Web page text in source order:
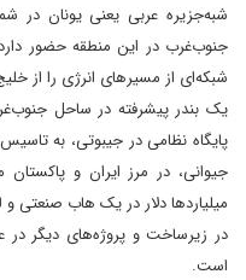
شبه‌جزیره عربی یعنی یونان در
جنوب‌غرب در این منطقه حضور
شبکه‌ای از مسیرهای انرژی را از
یک بندر پیشرفته در ساحل
پایگاه نظامی در جیبوتی، به
جیوانی، در مرز ایران و
میلیاردها دلار در یک هاب صنعتی
در زیرساخت و پروژه‌های دیگر در
است.